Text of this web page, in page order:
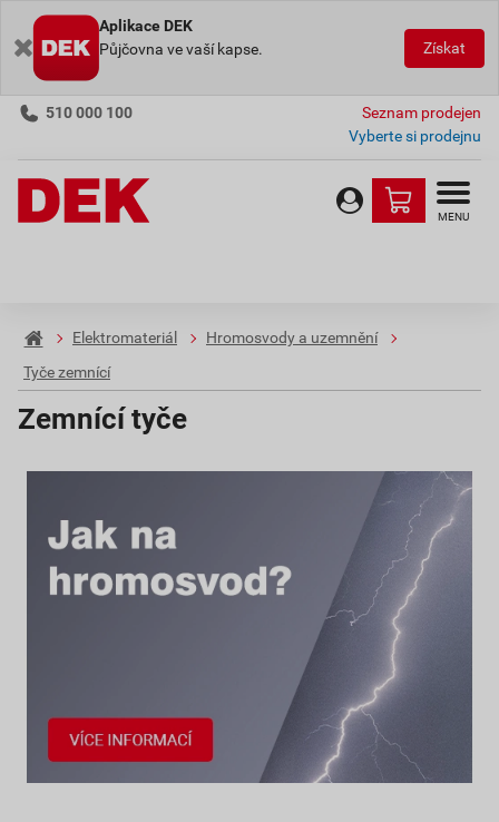
Aplikace DEK
Půjčovna ve vaší kapse.
Získat
510 000 100
Seznam prodejen
Vyberte si prodejnu
MENU
Elektromateriál
Hromosvody a uzemnění
Tyče zemnící
Zemnící tyče